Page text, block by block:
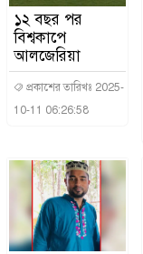
১২ বছর পর
বিশ্বকাপে
আলজেরিয়া
প্রকাশের তারিখঃ 2025-
10-11 06:26:58